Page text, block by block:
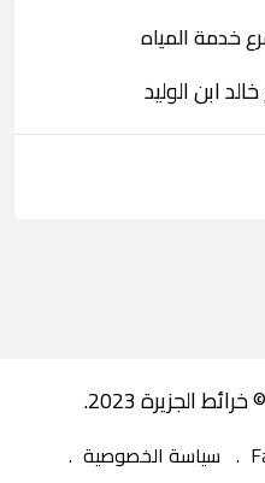
خدمة المياه
ابن الوليد
الجزيرة 2023.
سياسة الخصوصية